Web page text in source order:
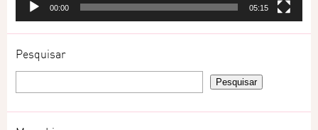
00:00 05:15
Pesquisar